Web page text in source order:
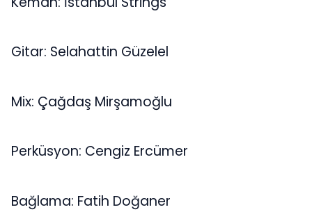
Gitar: Selahattin Güzelel
Mix: Çağdaş Mirşamoğlu
Perküsyon: Cengiz Ercümer
Bağlama: Fatih Doğaner